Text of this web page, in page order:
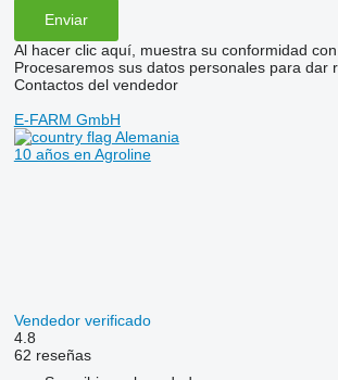
Al hacer clic aquí, muestra su conformidad
Procesaremos sus datos personales para dar
Contactos del vendedor
E-FARM GmbH
Alemania
10 años en Agroline
Vendedor verificado
4.8
62 reseñas